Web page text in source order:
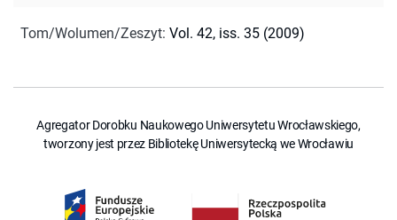
Tom/Wolumen/Zeszyt: Vol. 42, iss. 35 (2009)
Agregator Dorobku Naukowego Uniwersytetu Wrocławskiego,
tworzony jest przez Bibliotekę Uniwersytecką we Wrocławiu